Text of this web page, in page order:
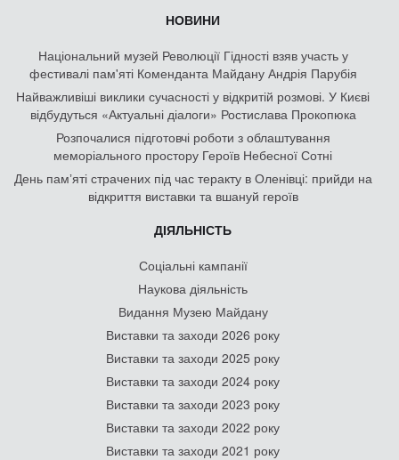
НОВИНИ
Національний музей Революції Гідності взяв участь у
фестивалі пам'яті Коменданта Майдану Андрія Парубія
Найважливіші виклики сучасності у відкритій розмові. У Києві
відбудуться «Актуальні діалоги» Ростислава Прокопюка
Розпочалися підготовчі роботи з облаштування
меморіального простору Героїв Небесної Сотні
День памʼяті страчених під час теракту в Оленівці: прийди на
відкриття виставки та вшануй героїв
ДІЯЛЬНІСТЬ
Соціальні кампанії
Наукова діяльність
Видання Музею Майдану
Виставки та заходи 2026 року
Виставки та заходи 2025 року
Виставки та заходи 2024 року
Виставки та заходи 2023 року
Виставки та заходи 2022 року
Виставки та заходи 2021 року